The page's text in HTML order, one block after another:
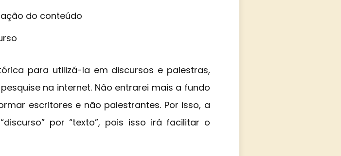
do conteúdo
para utilizá-la em discursos e palestras,
na internet. Não entrarei mais a fundo
escritores e não palestrantes. Por isso, a
por “texto”, pois isso irá facilitar o